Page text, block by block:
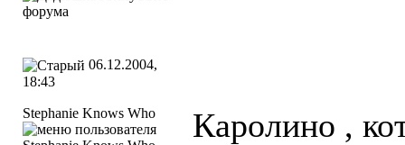
06.12.2004,
18:43
Stephanie Knows Who
Каролино ,